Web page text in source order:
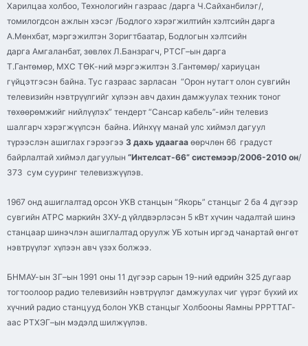
Харилцаа холбоо, Технологийн газраас /дарга Ч.Сайханбилэг/,
томилогдсон ажлын хэсэг /Бодлого хэрэгжилтийн хэлтсийн дарга
А.Мөнхбат, мэргэжилтэн Зоригтбаатар, Бодлогын хэлтсийн
дарга Амгаланбат, зөвлөх Л.Банзрагч, РТСГ–ын дарга
Т.Гантөмөр, МХС ТӨК-ний мэргэжилтэн З.Гантөмөр/ хариуцан
гүйцэтгэсэн байна. Тус газраас зарласан “Орон нутагт олон сувгийн
телевизийн нэвтрүүлгийг хүлээн авч дахин дамжуулах техник тоног
төхөөрөмжийг нийлүүлэх” тендерт “Сансар кабель”-ийн телевиз
шалгарч хэрэгжүүлсэн байна. Ийнхүү манай улс хиймэл дагуул
түрээслэн ашиглах гэрээгээ 3 дахь удаагаа өөрчлөн 66 градуст
байрлалтай хиймэл дагуулын “Интелсат-66” системээр/2006-2010 он/
373 сум сууринг телевизжүүлэв.
1967 онд ашиглалтад орсон УКВ станцын “Якорь” станцыг 2 ба 4 дүгээр
сувгийн АТРС маркийн ЗХУ-д үйлдвэрлэсэн 5 кВт хүчин чадалтай шинэ
станцаар шинэчлэн ашиглалтад оруулж УБ хотын иргэд чанартай өнгөт
нэвтрүүлэг хүлээн авч үзэх болжээ.
БНМАУ-ын ЗГ–ын 1991 оны 11 дүгээр сарын 19-ний өдрийн 325 дугаар
тогтоолоор радио телевизийн нэвтрүүлэг дамжуулах чиг үүрэг бүхий их
хүчний радио станцууд болон УКВ станцыг Холбооны Яамны РРРТТАГ-
аас РТХЭГ–ын мэдэлд шилжүүлэв.